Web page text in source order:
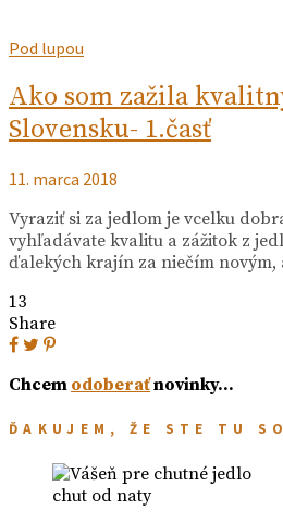
Pod lupou
Ako som zažila
Slovensku- 1.časť
11. marca 2018
Vyraziť si za jedlom je vcelku
vyhľadávate kvalitu a zážitok z
ďalekých krajín za niečím
13
Share
Chcem odoberaťnovinky…
ĎAKUJEM, ŽE STE TU
chut od naty